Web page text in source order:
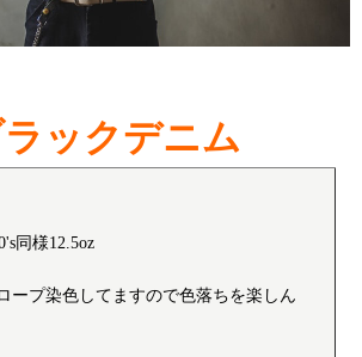
ラックデニム
同様12.5oz
ープ染色してますので色落ちを楽しん